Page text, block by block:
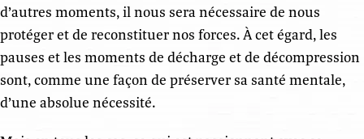
d’autres moments, il nous sera nécessaire de nous
protéger et de reconstituer nos forces. À cet égard, les
pauses et les moments de décharge et de décompression
sont, comme une façon de préserver sa santé mentale,
d’une absolue nécessité.